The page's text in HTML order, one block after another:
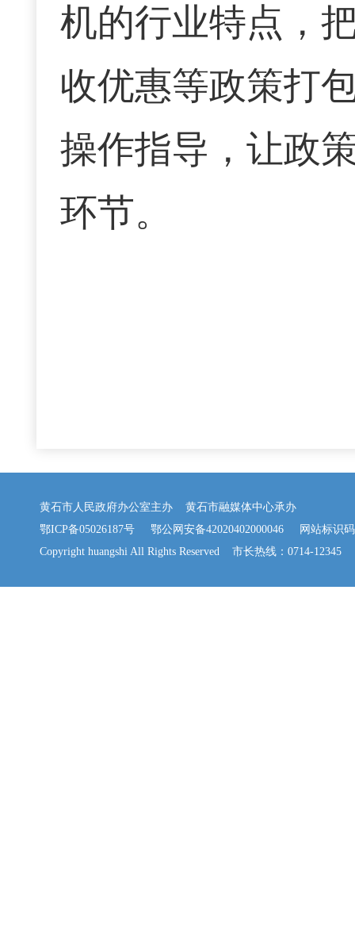
机的行业特点，
收优惠等政策打
操作指导，让政
环节。
黄石市人民政府办公室主办 黄石市融媒体中心承办
鄂ICP备05026187号
鄂公网安备42020402000046 网站标识码
Copyright huangshi All Rights Reserved 市长热线：0714-12345